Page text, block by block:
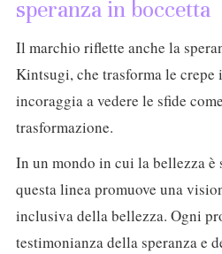
speranza in boccetta
Il marchio riflette anche la
Kintsugi, che trasforma le crepe
incoraggia a vedere le sfide
trasformazione.
In un mondo in cui la bellezza è
questa linea promuove una
inclusiva della bellezza. Ogni
testimonianza della speranza e